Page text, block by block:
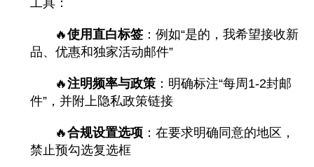
工具：
🔥使用直白标签 ：例如“是的，我希望接收新
品、优惠和独家活动邮件”
🔥注明频率与政策 ：明确标注“每周1-2封邮
件”，并附上隐私政策链接
🔥合规设置选项 ：在要求明确同意的地区，
禁止预勾选复选框